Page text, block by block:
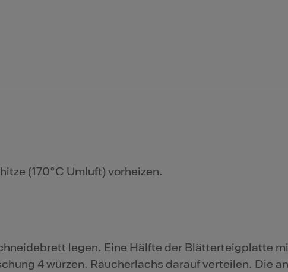
(170°C Umluft) vorheizen.
legen. Eine Hälfte der Blätterteigplatte
4 würzen. Räucherlachs darauf verteilen. Die